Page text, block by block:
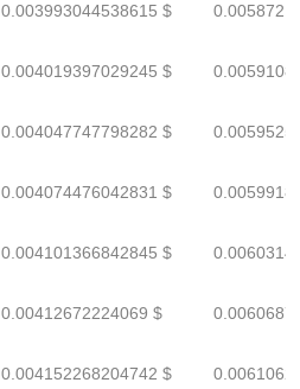
0.003993044538615 $
0.004019397029245 $
0.004047747798282 $
0.004074476042831 $
0.004101366842845 $
0.00412672224069 $
0.004152268204742 $